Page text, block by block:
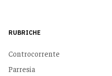
RUBRICHE
Controcorrente
Parresia